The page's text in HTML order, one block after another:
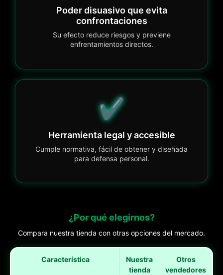
Poder disuasivo que evita
confrontaciones
Su efecto reduce riesgos y previene
enfrentamientos directos.
✔️
Herramienta legal y accesible
Cumple normativa, fácil de obtener y diseñada
para defensa personal.
¿Por qué elegirnos?
Compara nuestra tienda con otras opciones del mercado.
Característica
Nuestra
tienda
Otros
vendedores